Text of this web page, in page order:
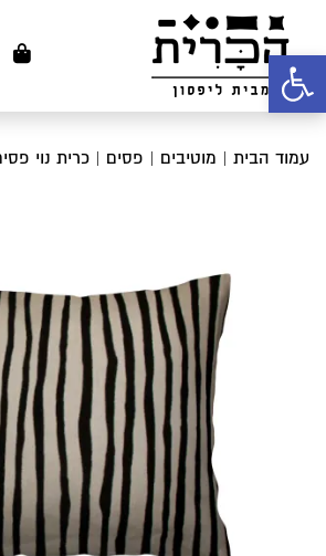
פתח סרגל נגישות
עמוד הבית | מוטיבים | פסים | כרית נוי